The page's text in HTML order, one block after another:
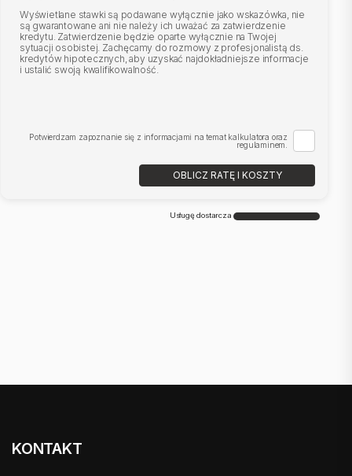
Wyświetlane stawki są podawane wyłącznie jako wskazówka, nie
są gwarantowane ani nie należy ich uważać za zatwierdzenie
kredytu. Zatwierdzenie będzie oparte wyłącznie na Twojej
sytuacji osobistej. Zachęcamy do rozmowy z profesjonalistą ds.
kredytów hipotecznych, aby uzyskać najdokładniejsze informacje
i ustalić swoją kwalifikowalność.
Potwierdzam zapoznanie się z informacjami na temat kalkulatora oraz
regulaminem.
OBLICZ RATĘ I KOSZTY
Usługę dostarcza
KONTAKT